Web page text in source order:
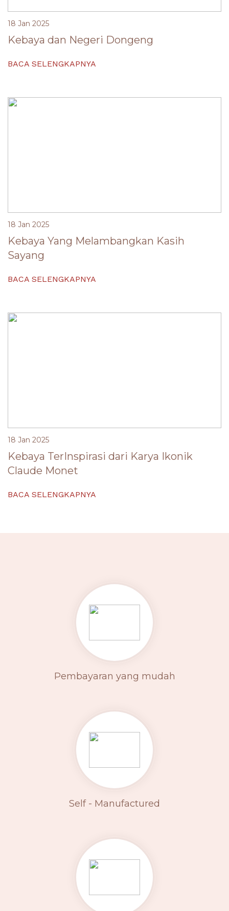
18 Jan 2025
Kebaya dan Negeri Dongeng
BACA SELENGKAPNYA
18 Jan 2025
Kebaya Yang Melambangkan Kasih
Sayang
BACA SELENGKAPNYA
18 Jan 2025
Kebaya TerInspirasi dari Karya Ikonik
Claude Monet
BACA SELENGKAPNYA
Pembayaran yang mudah
Self - Manufactured